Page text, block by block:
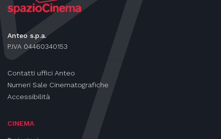
Anteo s.p.a.
P.IVA 04460340153
Contatti uffici Anteo
Numeri Sale Cinematografiche
Accessibilità
CINEMA